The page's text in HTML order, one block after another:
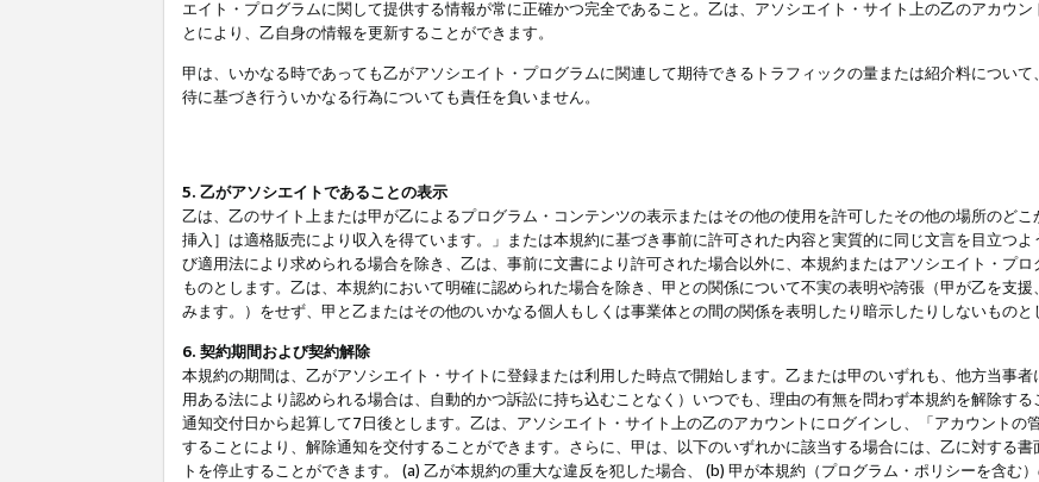
エイト・プログラムに関して提供する情報が常に正確かつ完全であること。乙は、アソシエイト・サイト上の乙のアカウ
とにより、乙自身の情報を更新することができます。
甲は、いかなる時であっても乙がアソシエイト・プログラムに関連して期待できるトラフィックの量または紹介料につい
待に基づき行ういかなる行為についても責任を負いません。
5. 乙がアソシエイトであることの表示
乙は、乙のサイト上または甲が乙によるプログラム・コンテンツの表示またはその他の使用を許可したその他の場所のど
挿入］は適格販売により収入を得ています。」または本規約に基づき事前に許可された内容と実質的に同じ文言を目立つ
び適用法により求められる場合を除き、乙は、事前に文書により許可された場合以外に、本規約またはアソシエイト・プ
ものとします。乙は、本規約において明確に認められた場合を除き、甲との関係について不実の表明や誇張（甲が乙を支
みます。）をせず、甲と乙またはその他のいかなる個人もしくは事業体との間の関係を表明したり暗示したりしないものと
6. 契約期間および契約解除
本規約の期間は、乙がアソシエイト・サイトに登録または利用した時点で開始します。乙または甲のいずれも、他方当事
用ある法により認められる場合は、自動的かつ訴訟に持ち込むことなく）いつでも、理由の有無を問わず本規約を解除する
通知交付日から起算して7日後とします。乙は、アソシエイト・サイト上の乙のアカウントにログインし、「アカウントの
することにより、解除通知を交付することができます。さらに、甲は、以下のいずれかに該当する場合には、乙に対する
トを停止することができます。 (a) 乙が本規約の重大な違反を犯した場合、 (b) 甲が本規約（プログラム・ポリシーを含む